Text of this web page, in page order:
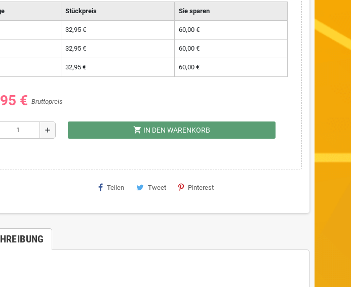
Stückpreis Sie sparen
32,95 € 60,00 €
32,95 € 60,00 €
32,95 € 60,00 €
€ Bruttopreis
add shopping_cart IN DEN WARENKORB
Teilen Tweet Pinterest